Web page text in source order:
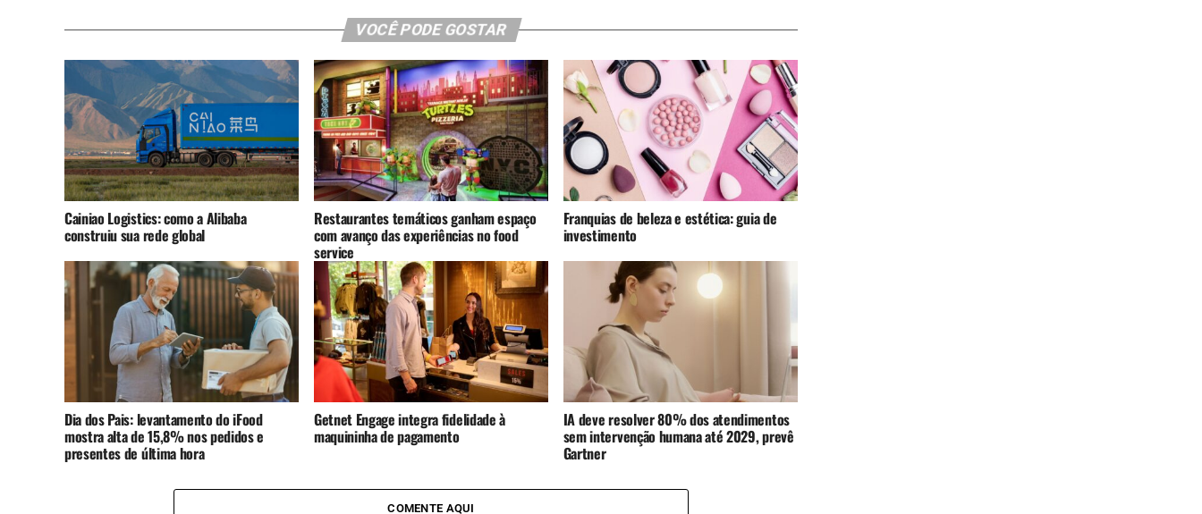
VOCÊ PODE GOSTAR
Cainiao Logistics: como a Alibaba
construiu sua rede global
Restaurantes temáticos ganham espaço
com avanço das experiências no food
service
Franquias de beleza e estética: guia de
investimento
Dia dos Pais: levantamento do iFood
mostra alta de 15,8% nos pedidos e
presentes de última hora
Getnet Engage integra fidelidade à
maquininha de pagamento
IA deve resolver 80% dos atendimentos
sem intervenção humana até 2029, prevê
Gartner
COMENTE AQUI